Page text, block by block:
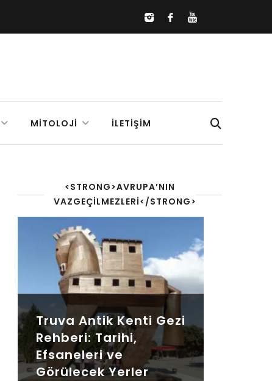
MITOLOJI İLETIŞIM
<STRONG>AVRUPA’NIN
VAZGEÇILMEZLERI</STRONG>
Truva Antik Kenti Gezi
Rehberi: Tarihi,
Efsaneleri ve
Görülecek Yerler